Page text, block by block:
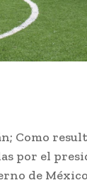
Como
por el
de